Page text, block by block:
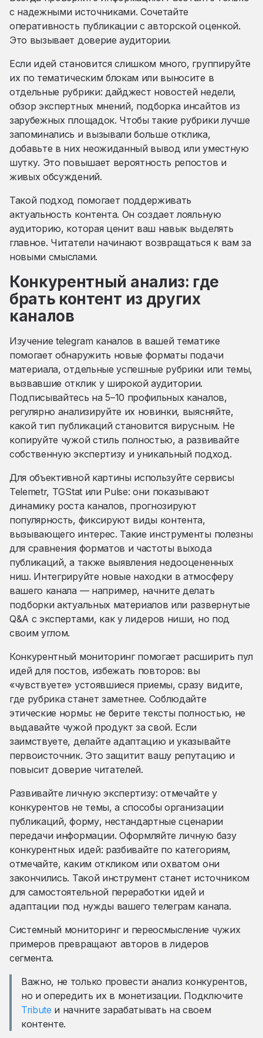
с надежными источниками. Сочетайте
оперативность публикации с авторской оценкой.
Это вызывает доверие аудитории.
Если идей становится слишком много, группируйте
их по тематическим блокам или выносите в
отдельные рубрики: дайджест новостей недели,
обзор экспертных мнений, подборка инсайтов из
зарубежных площадок. Чтобы такие рубрики лучше
запоминались и вызывали больше отклика,
добавьте в них неожиданный вывод или уместную
шутку. Это повышает вероятность репостов и
живых обсуждений.
Такой подход помогает поддерживать
актуальность контента. Он создает лояльную
аудиторию, которая ценит ваш навык выделять
главное. Читатели начинают возвращаться к вам за
новыми смыслами.
Конкурентный анализ: где
брать контент из других
каналов
Изучение telegram каналов в вашей тематике
помогает обнаружить новые форматы подачи
материала, отдельные успешные рубрики или темы,
вызвавшие отклик у широкой аудитории.
Подписывайтесь на 5–10 профильных каналов,
регулярно анализируйте их новинки, выясняйте,
какой тип публикаций становится вирусным. Не
копируйте чужой стиль полностью, а развивайте
собственную экспертизу и уникальный подход.
Для объективной картины используйте сервисы
Telemetr, TGStat или Pulse: они показывают
динамику роста каналов, прогнозируют
популярность, фиксируют виды контента,
вызывающего интерес. Такие инструменты полезны
для сравнения форматов и частоты выхода
публикаций, а также выявления недооцененных
ниш. Интегрируйте новые находки в атмосферу
вашего канала — например, начните делать
подборки актуальных материалов или развернутые
Q&A с экспертами, как у лидеров ниши, но под
своим углом.
Конкурентный мониторинг помогает расширить пул
идей для постов, избежать повторов: вы
«чувствуете» устоявшиеся приемы, сразу видите,
где рубрика станет заметнее. Соблюдайте
этические нормы: не берите тексты полностью, не
выдавайте чужой продукт за свой. Если
заимствуете, делайте адаптацию и указывайте
первоисточник. Это защитит вашу репутацию и
повысит доверие читателей.
Развивайте личную экспертизу: отмечайте у
конкурентов не темы, а способы организации
публикаций, форму, нестандартные сценарии
передачи информации. Оформляйте личную базу
конкурентных идей: разбивайте по категориям,
отмечайте, каким откликом или охватом они
закончились. Такой инструмент станет источником
для самостоятельной переработки идей и
адаптации под нужды вашего телеграм канала.
Системный мониторинг и переосмысление чужих
примеров превращают авторов в лидеров
сегмента.
Важно, не только провести анализ конкурентов,
но и опередить их в монетизации. Подключите
Tribute и начните зарабатывать на своем
контенте.